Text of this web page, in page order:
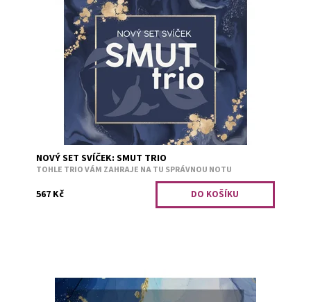
Ideální set pro fanoušky žhavé romantiky. When I smile
stupidly, I read smut.hedvábný bavlník s šeříkem I like my
books a little spicy....
Dostupnost:
Předobjednávka
3134
NOVÝ SET SVÍČEK: SMUT TRIO
TOHLE TRIO VÁM ZAHRAJE NA TU SPRÁVNOU NOTU
567 Kč
Hrdiny příběhů vždy zasáhne osudová láska, s těmito